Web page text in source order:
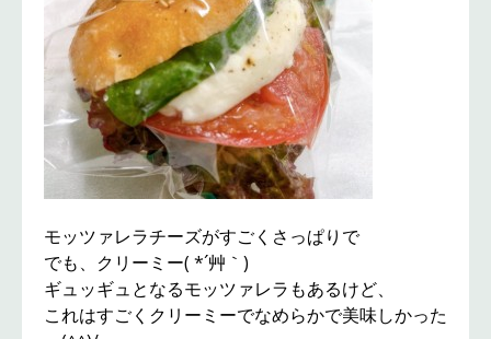
モッツァレラチーズがすごくさっぱりで
でも、クリーミー( *´艸｀)
ギュッギュとなるモッツァレラもあるけど、
これはすごくクリーミーでなめらかで美味しかった